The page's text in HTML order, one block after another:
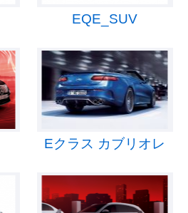
EQE_SUV
Eクラス カブリオレ